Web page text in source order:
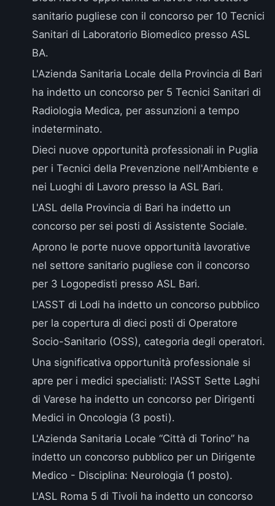
sanitario pugliese con il concorso per 10 Tecnici
Sanitari di Laboratorio Biomedico presso ASL
BA.
L'Azienda Sanitaria Locale della Provincia di Bari
ha indetto un concorso per 5 Tecnici Sanitari di
Radiologia Medica, per assunzioni a tempo
indeterminato.
Dieci nuove opportunità professionali in Puglia
per i Tecnici della Prevenzione nell'Ambiente e
nei Luoghi di Lavoro presso la ASL Bari.
L'ASL della Provincia di Bari ha indetto un
concorso per sei posti di Assistente Sociale.
Aprono le porte nuove opportunità lavorative
nel settore sanitario pugliese con il concorso
per 3 Logopedisti presso ASL Bari.
L'ASST di Lodi ha indetto un concorso pubblico
per la copertura di dieci posti di Operatore
Socio-Sanitario (OSS), categoria degli operatori.
Una significativa opportunità professionale si
apre per i medici specialisti: l'ASST Sette Laghi
di Varese ha indetto un concorso per Dirigenti
Medici in Oncologia (3 posti).
L'Azienda Sanitaria Locale “Città di Torino” ha
indetto un concorso pubblico per un Dirigente
Medico - Disciplina: Neurologia (1 posto).
L'ASL Roma 5 di Tivoli ha indetto un concorso